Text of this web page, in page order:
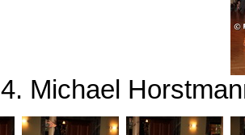
4. Michael